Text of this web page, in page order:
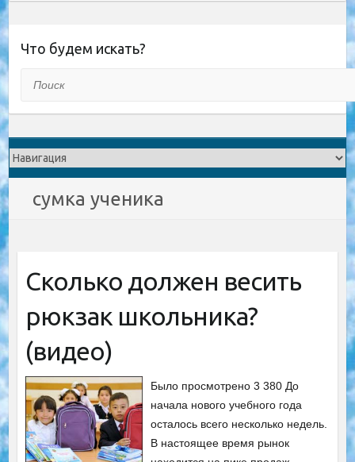
Что будем искать?
сумка ученика
Сколько должен весить
рюкзак школьника?
(видео)
Было просмотрено 3 380 До
начала нового учебного года
осталось всего несколько недель.
В настоящее время рынок